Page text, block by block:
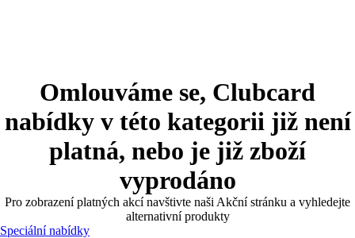
Omlouváme se, Clubcard
nabídky v této kategorii již není
platná, nebo je již zboží
vyprodáno
Pro zobrazení platných akcí navštivte naši Akční stránku a vyhledejte
alternativní produkty
Speciální nabídky